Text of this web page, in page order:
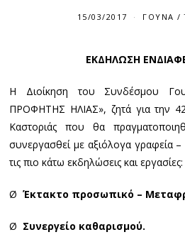
15/03/2017
3
0
7
ΓΟΎΝΑ /
ΕΚΔΗΛΩΣΗ
Η Διοίκηση του Συνδέσμου
ΠΡΟΦΗΤΗΣ ΗΛΙΑΣ», ζητά για την
Καστοριάς που θα
συνεργασθεί με αξιόλογα γραφεία –
τις πιο κάτω εκδηλώσεις και εργασίες:
ØΈκτακτο προσωπικό –
Ø Συνεργείο καθαρισμού.